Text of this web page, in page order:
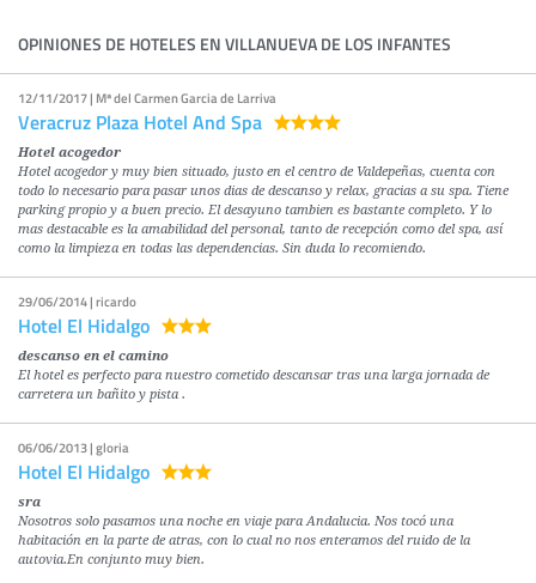
OPINIONES DE HOTELES EN VILLANUEVA DE LOS INFANTES
12/11/2017 | Mª del Carmen Garcia de Larriva
Veracruz Plaza Hotel And Spa
Hotel acogedor
Hotel acogedor y muy bien situado, justo en el centro de Valdepeñas, cuenta con
todo lo necesario para pasar unos dias de descanso y relax, gracias a su spa. Tiene
parking propio y a buen precio. El desayuno tambien es bastante completo. Y lo
mas destacable es la amabilidad del personal, tanto de recepción como del spa, así
como la limpieza en todas las dependencias. Sin duda lo recomiendo.
29/06/2014 | ricardo
Hotel El Hidalgo
descanso en el camino
El hotel es perfecto para nuestro cometido descansar tras una larga jornada de
carretera un bañito y pista .
06/06/2013 | gloria
Hotel El Hidalgo
sra
Nosotros solo pasamos una noche en viaje para Andalucia. Nos tocó una
habitación en la parte de atras, con lo cual no nos enteramos del ruido de la
autovia.En conjunto muy bien.